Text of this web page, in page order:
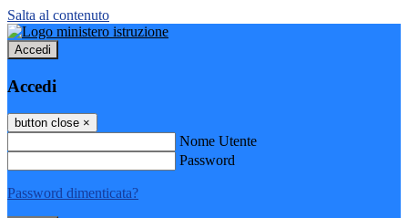
Salta al contenuto
Accedi
Accedi
button close ×
Nome Utente
Password
Password dimenticata?